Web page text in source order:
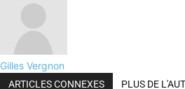
Gilles Vergnon
ARTICLES CONNEXES PLUS DE